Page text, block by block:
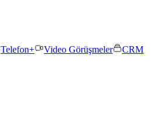
Telefon+ Video Görüşmeler
CRM